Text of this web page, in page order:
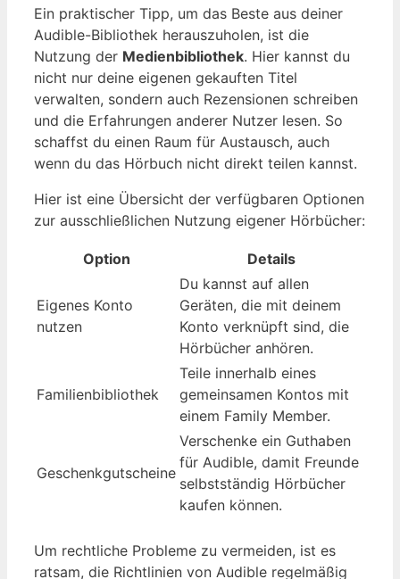
Ein praktischer Tipp, um das Beste aus deiner
Audible-Bibliothek herauszuholen, ist die
Nutzung der Medienbibliothek. Hier kannst du
nicht nur deine eigenen gekauften Titel
verwalten, sondern auch Rezensionen schreiben
und die Erfahrungen anderer Nutzer lesen. So
schaffst du einen Raum für Austausch, auch
wenn du das Hörbuch nicht direkt teilen kannst.
Hier ist eine Übersicht der verfügbaren Optionen
zur ausschließlichen Nutzung eigener Hörbücher:
Option Details
Eigenes Konto
nutzen
Du kannst auf allen
Geräten, die mit deinem
Konto verknüpft sind, die
Hörbücher anhören.
Familienbibliothek
Teile innerhalb eines
gemeinsamen Kontos mit
einem Family Member.
Geschenkgutscheine
Verschenke ein Guthaben
für Audible, damit Freunde
selbstständig Hörbücher
kaufen können.
Um rechtliche Probleme zu vermeiden, ist es
ratsam, die Richtlinien von Audible regelmäßig